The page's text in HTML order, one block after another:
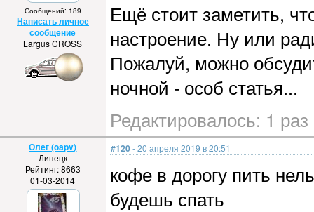
Сообщений: 189
Написать личное
сообщение
Largus CROSS
Ещё стоит заметить,
настроение. Ну или
Пожалуй, можно
ночной - особ статья...
Редактировалось: 1
Олег (oapv)
Липецк
Рейтинг: 8663
01-03-2014
#120- 20 апреля 2019 в 20:51
кофе в дорогу пить
будешь спать